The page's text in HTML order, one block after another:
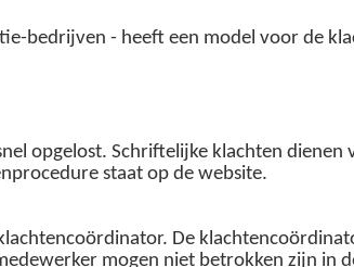
bedrijven - heeft een model voor de
opgelost. Schriftelijke klachten
staat op de website.
De
mogen niet betrokken zijn in